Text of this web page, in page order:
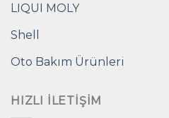
LIQUI MOLY
Shell
Oto Bakım Ürünleri
HIZLI İLETIŞIM